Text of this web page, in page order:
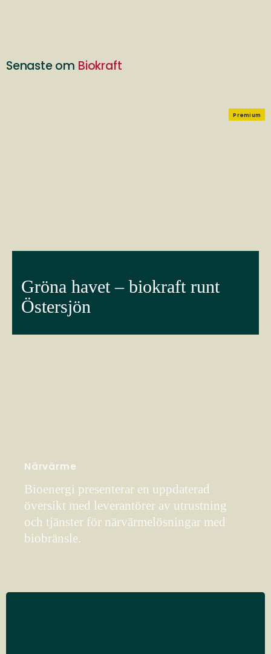
Senaste om Biokraft
Premium
Gröna havet – biokraft runt
Östersjön
Närvärme
Bioenergi presenterar en uppdaterad
översikt med leverantörer av utrustning
och tjänster för närvärmelösningar med
biobränsle.